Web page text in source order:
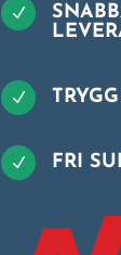
N
N
N FRI